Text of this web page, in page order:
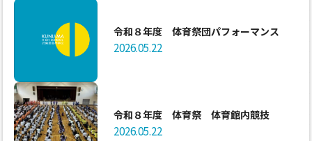
令和８年度 体育祭団パフォーマンス
2026.05.22
令和８年度 体育祭 体育館内競技
2026.05.22